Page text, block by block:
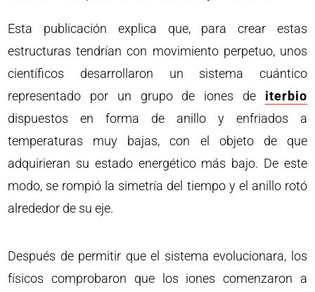
Esta publicación explica que, para crear estas
estructuras tendrían con movimiento perpetuo, unos
científicos desarrollaron un sistema cuántico
representado por un grupo de iones de iterbio
dispuestos en forma de anillo y enfriados a
temperaturas muy bajas, con el objeto de que
adquirieran su estado energético más bajo. De este
modo, se rompió la simetría del tiempo y el anillo rotó
alrededor de su eje.
Después de permitir que el sistema evolucionara, los
físicos comprobaron que los iones comenzaron a